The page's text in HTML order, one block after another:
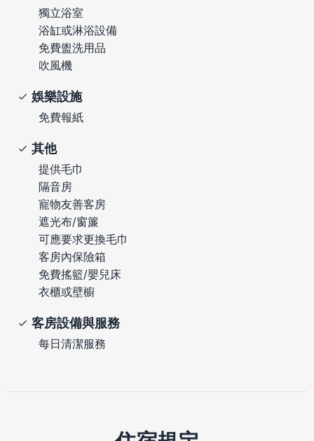
獨立浴室
浴缸或淋浴設備
免費盥洗用品
吹風機
娛樂設施
免費報紙
其他
提供毛巾
隔音房
寵物友善客房
遮光布/窗簾
可應要求更換毛巾
客房內保險箱
免費搖籃/嬰兒床
衣櫃或壁櫥
客房設備與服務
每日清潔服務